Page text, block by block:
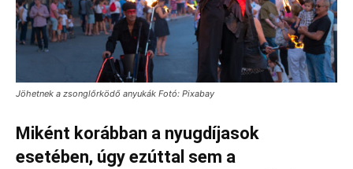
Jöhetnek a zsonglőrködő anyukák Fotó: Pixabay
Miként korábban a nyugdíjasok
esetében, úgy ezúttal sem a